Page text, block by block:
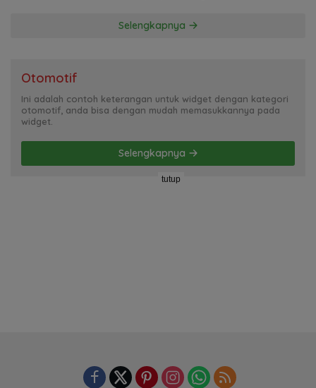
Selengkapnya
Otomotif
Ini adalah contoh keterangan untuk widget dengan kategori
otomotif, anda bisa dengan mudah memasukkannya pada
widget.
Selengkapnya
tutup